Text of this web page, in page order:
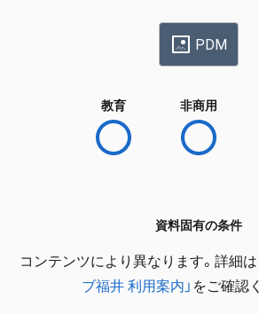
PDM
教育 非商用
資料固有の条件
コンテンツにより異なります。詳細は
ブ福井 利用案内」 をご確認